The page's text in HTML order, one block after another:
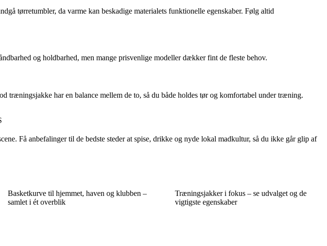
tørretumbler, da varme kan beskadige materialets funktionelle egenskaber. Følg altid
og holdbarhed, men mange prisvenlige modeller dækker fint de fleste behov.
har en balance mellem de to, så du både holdes tør og komfortabel under træning.
Få anbefalinger til de bedste steder at spise, drikke og nyde lokal madkultur, så du ikke går glip af
Basketkurve til hjemmet, haven og klubben –
samlet i ét overblik
Træningsjakker i fokus – se udvalget og de
vigtigste egenskaber